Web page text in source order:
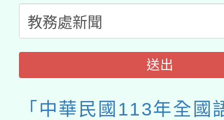
送出
「中華民國113年全國